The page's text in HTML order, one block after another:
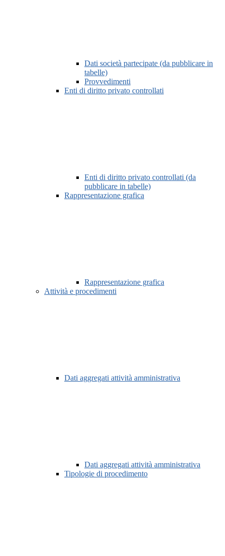
Dati società partecipate (da pubblicare in
tabelle)
Provvedimenti
Enti di diritto privato controllati
Enti di diritto privato controllati (da
pubblicare in tabelle)
Rappresentazione grafica
Rappresentazione grafica
Attività e procedimenti
Dati aggregati attività amministrativa
Dati aggregati attività amministrativa
Tipologie di procedimento